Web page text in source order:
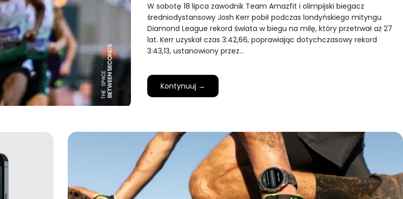
W sobotę 18 lipca zawodnik Team Amazfit i olimpijski biegacz
średniodystansowy Josh Kerr pobił podczas londyńskiego mityngu
Diamond League rekord świata w biegu na milę, który przetrwał aż 27
lat. Kerr uzyskał czas 3:42,66, poprawiając dotychczasowy rekord
3:43,13, ustanowiony przez…
Kontynuuj →